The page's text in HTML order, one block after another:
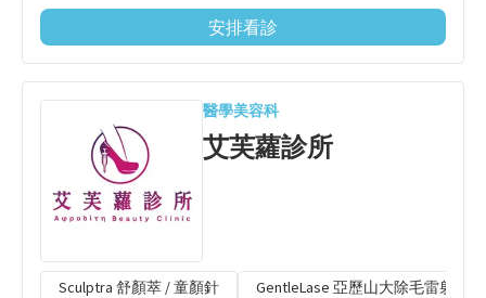
安排看診
醫學美容科
艾芙蘿診所
Sculptra 舒顏萃 / 童顏針 GentleLase 亞歷山大除毛雷射